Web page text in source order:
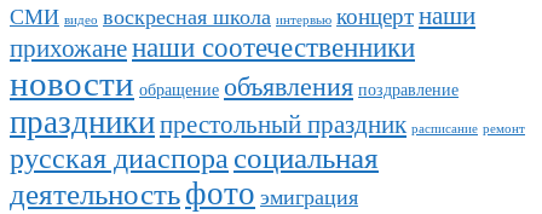
СМИ видео воскресная школа интервью концертнаши
прихожаненаши соотечественники
новости обращение объявления поздравление
праздникипрестольный праздник расписание ремонт
русская диаспорасоциальная
деятельностьфото эмиграция